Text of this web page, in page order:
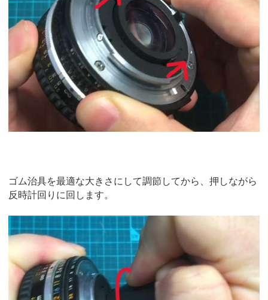
ゴム治具を最適な大きさにして調節してから、押しながら
反時計回りに回します。